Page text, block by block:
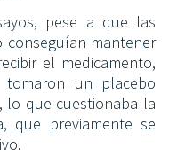
pese a que las
conseguían mantener
el medicamento,
un placebo
lo que cuestionaba la
que previamente se